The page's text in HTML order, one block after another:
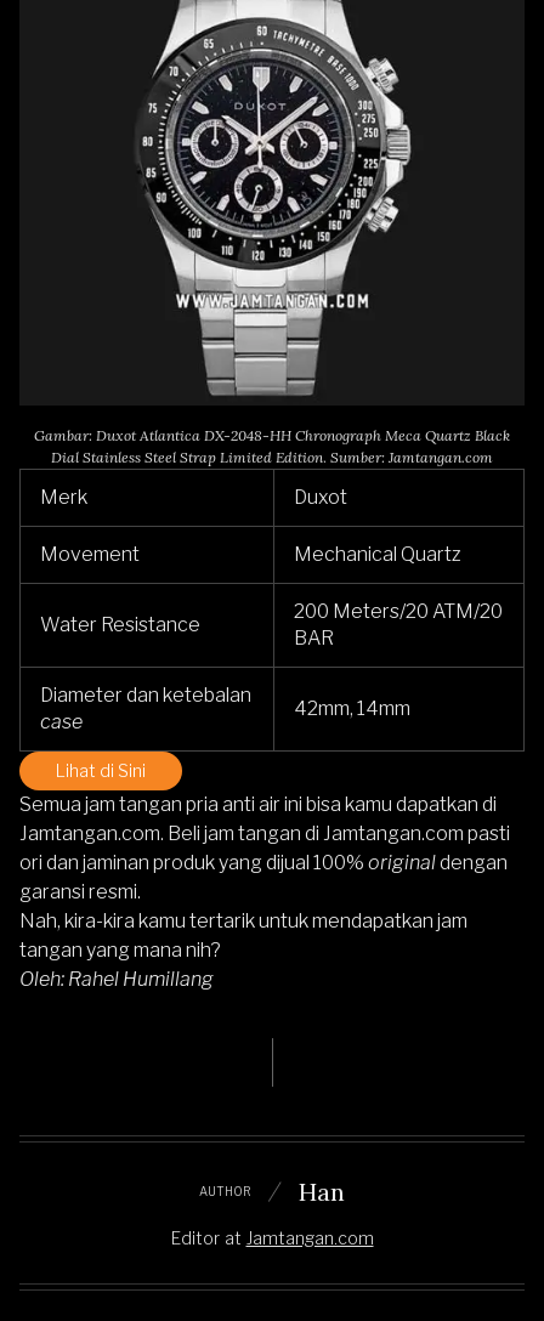
Gambar: Duxot Atlantica DX-2048-HH Chronograph Meca Quartz Black
Dial Stainless Steel Strap Limited Edition. Sumber: Jamtangan.com
Merk Duxot
Movement Mechanical Quartz
Water Resistance
200 Meters/20 ATM/20
BAR
Diameter dan ketebalan
case
42mm, 14mm
Lihat di Sini
Semua jam tangan pria anti air ini bisa kamu dapatkan di
Jamtangan.com. Beli jam tangan di Jamtangan.com pasti
ori dan jaminan produk yang dijual 100% originaldengan
garansi resmi.
Nah, kira-kira kamu tertarik untuk mendapatkan jam
tangan yang mana nih?
Oleh: Rahel Humillang
AUTHOR Han
Editor at Jamtangan.com